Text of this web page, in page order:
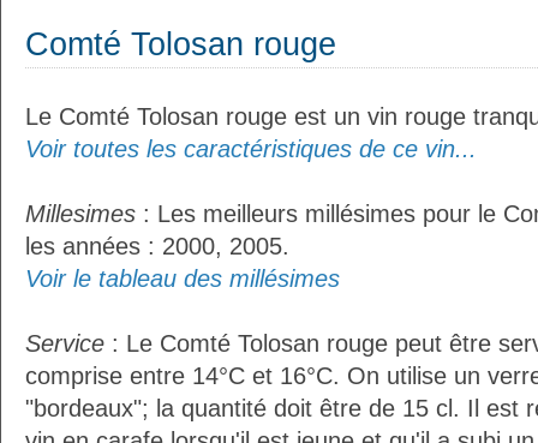
Comté Tolosan rouge
Le Comté Tolosan rouge est un vin rouge
Voir toutes les caractéristiques de ce vin...
Millesimes : Les meilleurs millésimes pour le
les années : 2000, 2005.
Voir le tableau des millésimes
Service : Le Comté Tolosan rouge peut être
comprise entre 14°C et 16°C. On utilise un
"bordeaux"; la quantité doit être de 15 cl. Il est